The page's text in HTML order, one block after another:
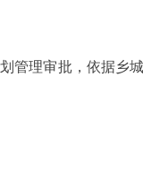
理审批，依据乡